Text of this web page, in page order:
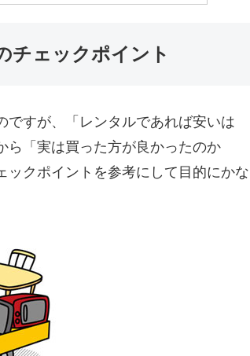
チェックポイント
ですが、「レンタルであれば安いは
ら「実は買った方が良かったのか
クポイントを参考にして目的にかな